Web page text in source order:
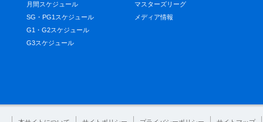
月間スケジュール
SG・PG1スケジュール
G1・G2スケジュール
G3スケジュール
マスターズリーグ
メディア情報